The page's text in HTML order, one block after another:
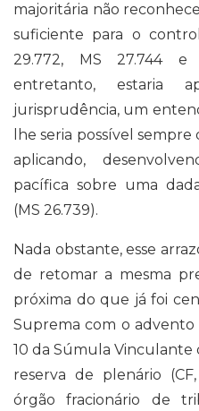
majoritária não
suficiente para o
29.772, MS 27.744 e
entretanto, estaria
jurisprudência, um
lhe seria possível
aplicando,
pacífica sobre uma
(MS 26.739).
Nada obstante, esse
de retomar a mesma
próxima do que já foi
Suprema com o
10 da Súmula Vinculante
reserva de plenário
órgão fracionário de